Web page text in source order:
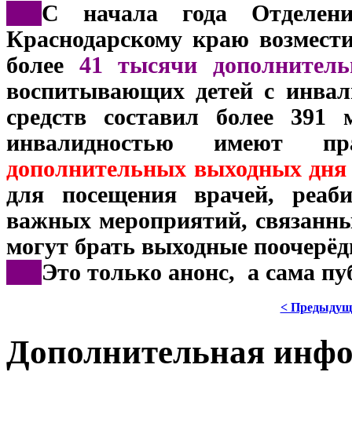
С начала года
Краснодарскому краю
более 41 тысячи
воспитывающих детей с
средств составил более
инвалидностью имеют
дополнительных выходных дня
для посещения врачей,
важных мероприятий,
могут брать выходные
Это только анонс, а сама
<
Дополнительная